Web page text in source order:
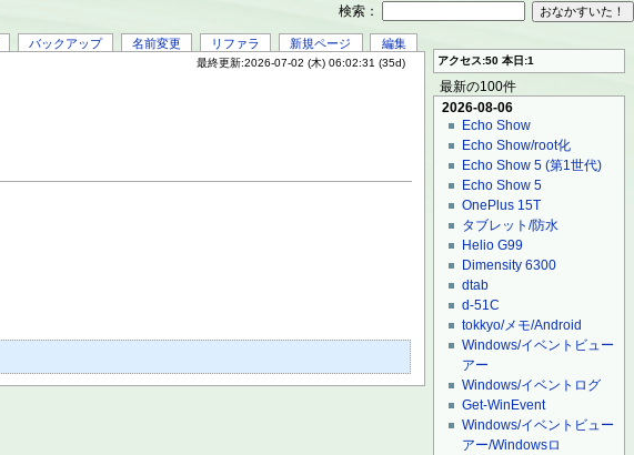
バックアップ 名前変更 リファラ 新規ページ 編集
最終更新:2026-07-02 (木) 06:02:31 (35d) アクセス:50 本日:1
最新の100件
2026-08-06
Echo Show
Echo Show/root化
Echo Show 5 (第1世代)
Echo Show 5
OnePlus 15T
タブレット/防水
Helio G99
Dimensity 6300
dtab
d-51C
tokkyo/メモ/Android
Windows/イベントビュー
アー
Windows/イベントログ
Get-WinEvent
Windows/イベントビュー
アー/Windowsロ
検索：